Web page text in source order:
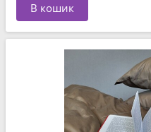
В кошик